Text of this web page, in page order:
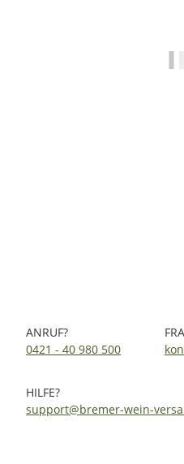
ANRUF?
0421 - 40 980 500
HILFE?
support@bremer-wein-